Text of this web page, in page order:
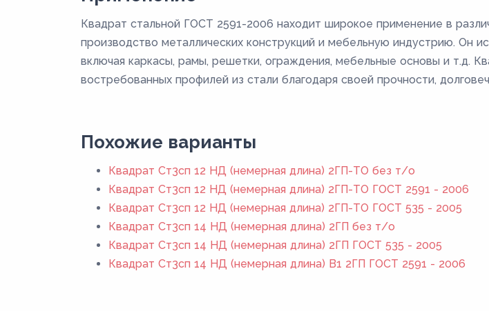
Квадрат стальной ГОСТ 2591-2006 находит широкое применение в
производство металлических конструкций и мебельную индустрию. Он
включая каркасы, рамы, решетки, ограждения, мебельные основы и т.д.
востребованных профилей из стали благодаря своей прочности,
Похожие варианты
Квадрат Ст3сп 12 НД (немерная длина) 2ГП-ТО без т/о
Квадрат Ст3сп 12 НД (немерная длина) 2ГП-ТО ГОСТ 2591 - 2006
Квадрат Ст3сп 12 НД (немерная длина) 2ГП-ТО ГОСТ 535 - 2005
Квадрат Ст3сп 14 НД (немерная длина) 2ГП без т/о
Квадрат Ст3сп 14 НД (немерная длина) 2ГП ГОСТ 535 - 2005
Квадрат Ст3сп 14 НД (немерная длина) В1 2ГП ГОСТ 2591 - 2006